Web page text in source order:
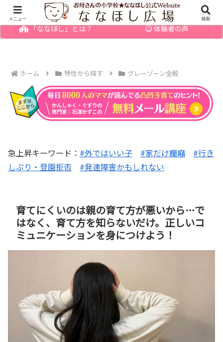
幼児の発達障害・育てにくい子のお悩みを解決
「ななほし」とは？ 体験者の声
ホーム 特性から探す グレーゾーン全般
急上昇キーワード： #外ではいい子 #家だけ癇癪
#行き
しぶり・登園拒否
#発達障害かもしれない
育てにくいのは親の育て方が悪いから…で
はなく、育て方を知らないだけ。正しいコ
ミュニケーションを身につけよう！
メニュー 検索